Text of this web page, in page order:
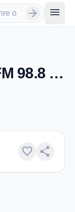
arrow_forward menu
Cadena 100 - FM 98.8 - Cartagena
favorite share